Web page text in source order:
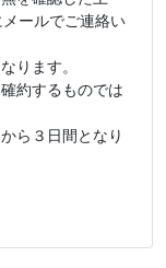
ールでご連絡い
ります。
約するものでは
ら３日間となり